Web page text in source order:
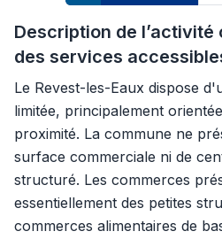
Description de
des services
Le Revest-les-Eaux dispose
limitée, principalement
proximité. La commune ne
surface commerciale ni de
structuré. Les commerces
essentiellement des petites
commerces alimentaires de